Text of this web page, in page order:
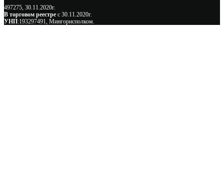
497275, 30.11.2020г.
В торговом реестре с 30.11.2020г.
УНП:193297491, Мингорисполком.